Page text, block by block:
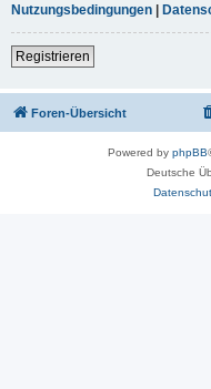
Nutzungsbedingungen |
Registrieren
Foren-Übersicht
Powered by phpBB
Deutsche